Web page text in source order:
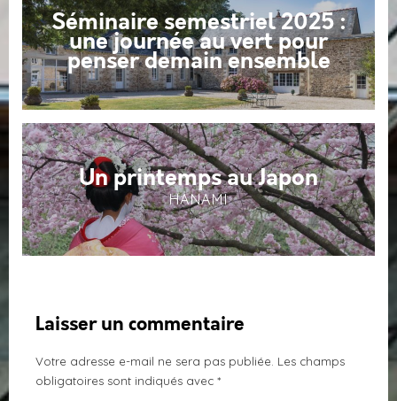
Séminaire semestriel 2025 :
une journée au vert pour
penser demain ensemble
Un printemps au Japon
HANAMI
Laisser un commentaire
Votre adresse e-mail ne sera pas publiée. Les champs
obligatoires sont indiqués avec *